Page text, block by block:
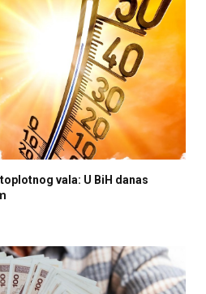
vala: U BiH danas